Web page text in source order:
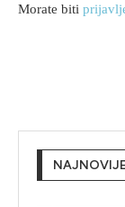
Morate biti